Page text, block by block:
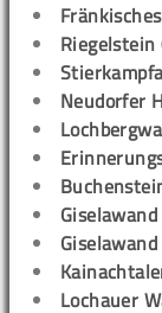
Neudorfer
Lochauer